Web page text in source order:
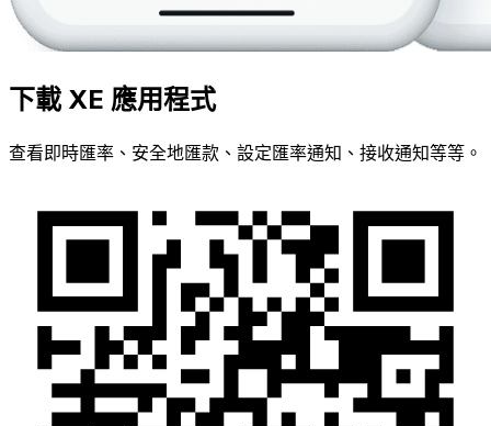
下載 XE 應用程式
查看即時匯率、安全地匯款、設定匯率通知、接收通知等等。